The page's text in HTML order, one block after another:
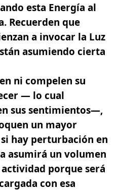
esta Energía al
Recuerden que
a invocar la Luz
asumiendo cierta
ni compelen su
— lo cual
sus sentimientos—,
un mayor
hay perturbación en
asumirá un volumen
porque será
con esa